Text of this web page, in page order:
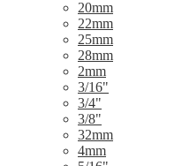
20mm
22mm
25mm
28mm
2mm
3/16"
3/4"
3/8"
32mm
4mm